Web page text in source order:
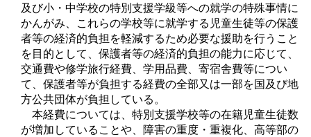
及び小・中学校の特別支援学級等への就学の特殊事情に
かんがみ、これらの学校等に就学する児童生徒等の保護
者等の経済的負担を軽減するため必要な援助を行うこと
を目的として、保護者等の経済的負担の能力に応じて、
交通費や修学旅行経費、学用品費、寄宿舎費等につい
て、保護者等が負担する経費の全部又は一部を国及び地
方公共団体が負担している。
本経費については、特別支援学校等の在籍児童生徒数
が増加していることや、障害の重度・重複化、高等部の